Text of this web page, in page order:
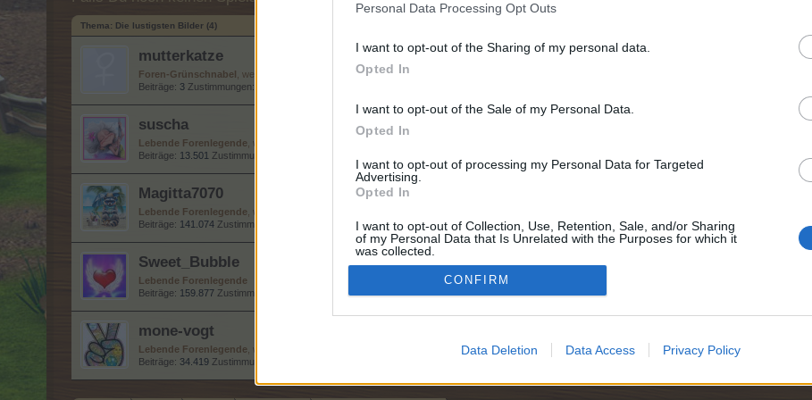
Personal Data Processing Opt Outs
I want to opt-out of the Sharing of my personal data.
Opted In
I want to opt-out of the Sale of my Personal Data.
Opted In
I want to opt-out of processing my Personal Data for Targeted
Advertising.
Opted In
I want to opt-out of Collection, Use, Retention, Sale, and/or Sharing
of my Personal Data that Is Unrelated with the Purposes for which it
was collected.
Opted Out
CONFIRM
Data Deletion Data Access Privacy Policy
Thema: Die lustigsten Bilder (4)
mutterkatze
Foren-Grünschnabel , weiblich
Beiträge: 3 Zustimmungen:
suscha
Lebende Forenlegende , weiblich, <
Beiträge: 13.501 Zustimmungen:
Magitta7070
Lebende Forenlegende , weiblich
Beiträge: 141.074 Zustimmungen: Punkte für Erfolge: 6.000
Sweet_Bubble
Lebende Forenlegende
Beiträge: 159.877 Zustimmungen: Punkte für Erfolge:
mone-vogt
Lebende Forenlegende , weiblich
Beiträge: 34.419 Zustimmungen: